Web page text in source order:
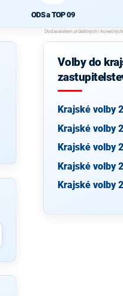
ODS a TOP 09
Volby do
Krajské volby
Krajské volby
Krajské volby
Krajské volby
Krajské volby